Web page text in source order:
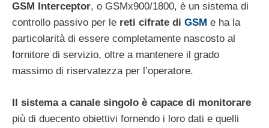
GSM Interceptor, o GSMx900/1800, è un sistema di
controllo passivo per le reti cifrate di GSM e ha la
particolarità di essere completamente nascosto al
fornitore di servizio, oltre a mantenere il grado
massimo di riservatezza per l’operatore.
Il sistema a canale singolo è capace di monitorare
più di duecento obiettivi fornendo i loro dati e quelli